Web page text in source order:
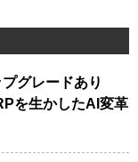
グレードあり
を生かしたAI変革